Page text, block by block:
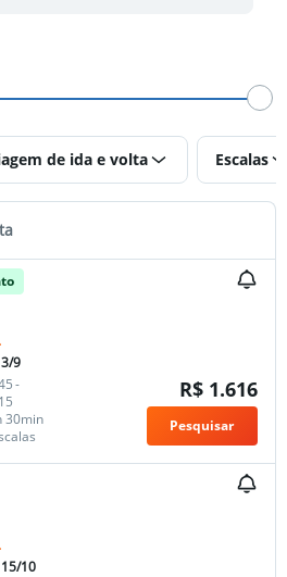
de ida e volta Escalas
9
-
30min
R$ 1.616
Pesquisar
10